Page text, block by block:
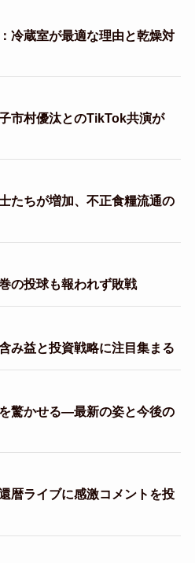
冷蔵室が最適な理由と乾燥対
市村優汰とのTikTok共演が
たちが増加、不正食糧流通の
の投球も報われず敗戦
み益と投資戦略に注目集まる
驚かせる—最新の姿と今後の
暦ライブに感激コメントを投